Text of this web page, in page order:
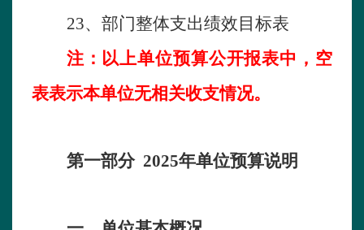
23、部门整体支出绩效目标表
注：以上单位预算公开报表中，空
表表示本单位无相关收支情况。
第一部分 2025年单位预算说明